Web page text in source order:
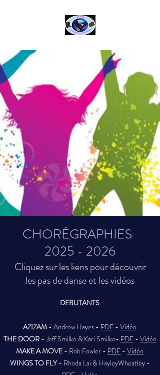
CHORÉGRAPHIES
2025 - 2026
Cliquez sur les liens pour découvrir
les pas de danseet les vidéos
DEBUTANTS
AZIZAM - Andrew Hayes - PDF - Vidéo
THE DOOR- Jeff Smilko & Kari Smilko- PDF- Vidéo
MAKE A MOVE - Rob Fowler - PDF - Vidéo
WINGS TO FLY- Rhoda Lai & HayleyWheatley -